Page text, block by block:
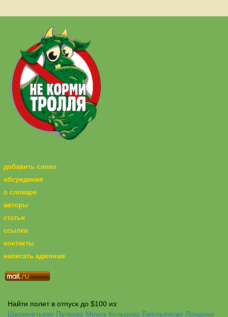
добавить слово
обсуждения
о словаре
авторы
статьи
ссылки
контакты
написать админам
Найти полет в отпуск до $100 из:
Шереметьево Пулково Минск Кольцово Емельяново Лондона